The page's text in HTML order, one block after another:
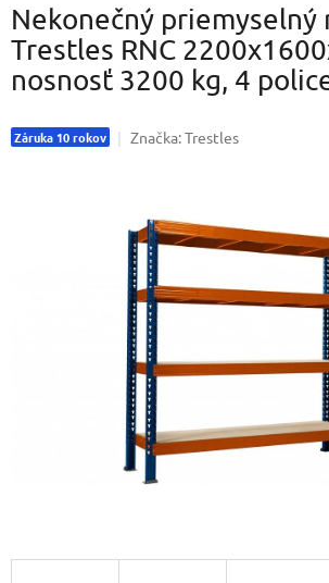
Nekonečný priemyselný
Trestles RNC
nosnosť 3200 kg, 4
Záruka 10 rokov Značka:Trestles